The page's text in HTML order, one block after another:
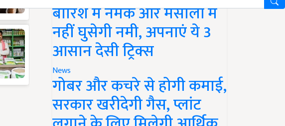
बारिश में नमक और मसालों में
नहीं घुसेगी नमी, अपनाएं ये 3
आसान देसी ट्रिक्स
News
गोबर और कचरे से होगी कमाई,
सरकार खरीदेगी गैस, प्लांट